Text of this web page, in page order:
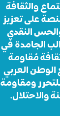
والثقافة
على تعزيز
النقدي
الجامدة في
مُقاومة
الوطن العربي
ومقاومة
والاحتلال.